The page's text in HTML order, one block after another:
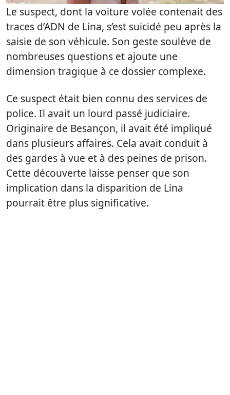
Le suspect, dont la voiture volée contenait des
traces d’ADN de Lina, s’est suicidé peu après la
saisie de son véhicule. Son geste soulève de
nombreuses questions et ajoute une
dimension tragique à ce dossier complexe.
Ce suspect était bien connu des services de
police. Il avait un lourd passé judiciaire.
Originaire de Besançon, il avait été impliqué
dans plusieurs affaires. Cela avait conduit à
des gardes à vue et à des peines de prison.
Cette découverte laisse penser que son
implication dans la disparition de Lina
pourrait être plus significative.